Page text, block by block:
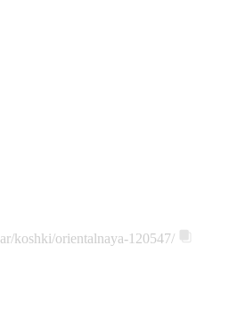
koshki/orientalnaya-120547/